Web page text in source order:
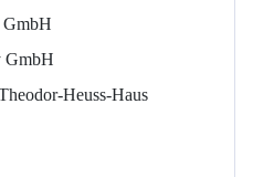
GmbH
GmbH
Heuss-Haus